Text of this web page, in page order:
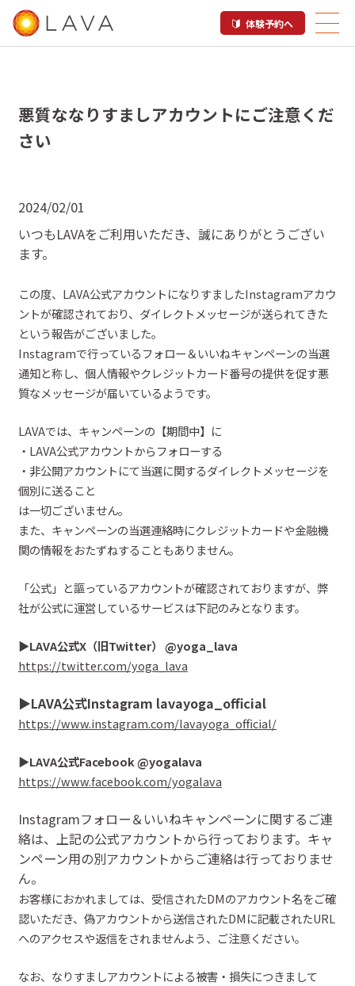
体験予約へ
悪質ななりすましアカウントにご注意くだ
さい
2024/02/01
いつもLAVAをご利用いただき、誠にありがとうござい
ます。
この度、 LAVA公式アカウントになりすましたInstagramアカウ
ントが確認されており、ダイレクトメッセージが送られてきた
という報告がございました。
Instagramで行っているフォロー＆いいねキャンペーンの当選
通知と称し、個人情報やクレジットカード番号の提供を促す悪
質なメッセージが届いているようです。
LAVAでは、キャンペーンの【期間中】に
・LAVA公式アカウントからフォローする
・ 非公開アカウントにて当選に関するダイレクトメッセージを
個別に送ること
は一切ございません。
また、 キャンペーンの当選連絡時にクレジットカードや金融機
関の情報をおたずねすることもありません。
「公式」と謳っているアカウントが確認されておりますが、 弊
社が公式に運営しているサービスは下記のみとなります。
▶︎LAVA公式X（旧Twitter） @yoga_lava
https://twitter.com/yoga_lava
▶︎LAVA公式Instagram lavayoga_official
https://www.instagram.com/lavayoga_official/
▶︎LAVA公式Facebook@yogalava
https://www.facebook.com/yogalava
Instagramフォロー＆いいねキャンペーンに関するご連
絡は、上記の公式アカウントから行っております。キャ
ンペーン用の別アカウントからご連絡は行っておりませ
ん。
お客様におかれましては、受信されたDMのアカウント名をご確
認いただき、偽アカウントから送信されたDMに記載されたURL
へのアクセスや返信をされませんよう、ご注意ください。
なお、なりすましアカウントによる被害・損失につきまして